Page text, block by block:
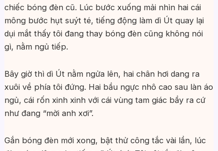
chiếc bóng đèn cũ. Lúc bước xuống mải nhìn hai cái
mông bước hụt suýt té, tiếng động làm dì Út quay lại
dụi mắt thấy tôi đang thay bóng đèn cũng không nói
gì, nằm ngủ tiếp.
Bây giờ thì dì Út nằm ngửa lên, hai chân hơi dang ra
xuôi về phía tôi đứng. Hai bầu ngực nhô cao sau làn áo
ngủ, cái rốn xinh xinh với cái vùng tam giác bầy ra cứ
như đang “mời anh xơi”.
Gắn bóng đèn mới xong, bật thử công tắc vài lần, lúc